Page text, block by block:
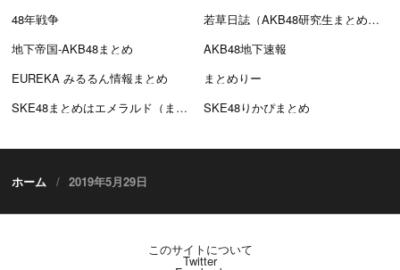
48年戦争
若草日誌（AKB48研究生まとめブログ）
地下帝国-AKB48まとめ
AKB48地下速報
EUREKA みるるん情報まとめ
まとめりー
SKE48まとめはエメラルド（まとえめ）
SKE48りかぴまとめ
ホーム 2019年5月29日
このサイトについて
Twitter